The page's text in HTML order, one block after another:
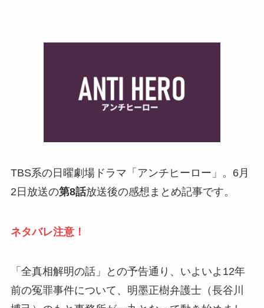
TBS系の日曜劇場ドラマ「アンチヒーロー」。6月
2日放送の第8話放送後の感想まとめ記事です。
ネタバレ注意！
「全真相解明の話」との予告通り、いよいよ12年
前の冤罪事件について、明墨正樹弁護士（長谷川